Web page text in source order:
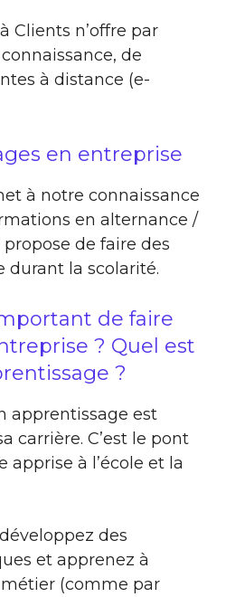
Clients n’offre par
de
à distance (e-
en entreprise
à notre connaissance
en alternance /
de faire des
durant la scolarité.
de faire
? Quel est
?
apprentissage est
carrière. C’est le pont
apprise à l’école et la
des
et apprenez à
(comme par